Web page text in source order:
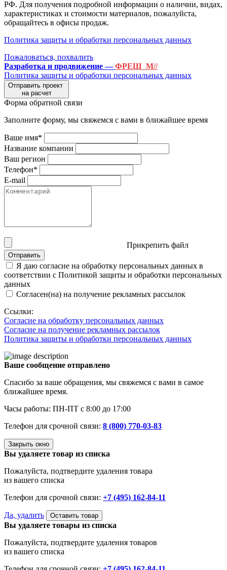
РФ. Для получения подробной информации о наличии, видах,
характеристиках и стоимости материалов, пожалуйста,
обращайтесь в офисы продаж.
Политика защиты и обработки персональных данных
Пожаловаться, похвалить
Разработка и продвижение —ФРЕШ_М//
Политика защиты и обработки персональных данных
Отправить проект
на расчет
Форма обратной связи
Заполните форму, мы свяжемся с вами в ближайшее время
Ваше имя*
Название компании
Ваш регион
Телефон*
E-mail
Прикрепить файл
Отправить
Я даю согласие на обработку персональных данных в
соответствии с Политикой защиты и обработки персональных
данных
Согласен(на) на получение рекламных рассылок
Ссылки:
Согласие на обработку персональных данных
Согласие на получение рекламных рассылок
Политика защиты и обработки персональных данных
Ваше сообщение отправлено
Спасибо за ваше обращения, мы свяжемся с вами в самое
ближайшее время.
Часы работы: ПН-ПТ с 8:00 до 17:00
Телефон для срочной связи: 8 (800) 770-03-83
Закрыть окно
Вы удаляете товар из списка
Пожалуйста, подтвердите удаления товара
из вашего списка
Телефон для срочной связи: +7 (495) 162-84-11
Да, удалить Оставить товар
Вы удаляете товары из списка
Пожалуйста, подтвердите удаления товаров
из вашего списка